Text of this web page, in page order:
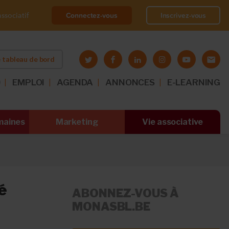
Connectez-vous Inscrivez-vous
tableau de bord
EMPLOI AGENDA ANNONCES E-LEARNING
Marketing Vie associative
ABONNEZ-VOUS À
MONASBL.BE